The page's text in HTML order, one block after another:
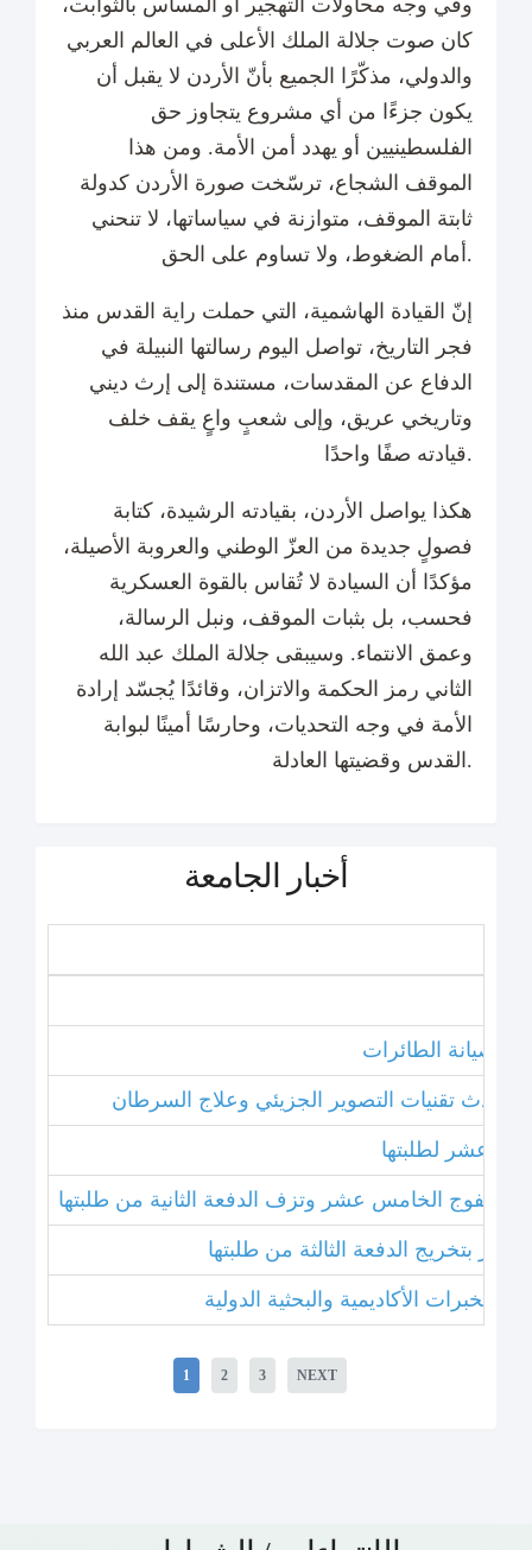
وفي وجه محاولات التهجير أو المساس بالثوابت،
كان صوت جلالة الملك الأعلى في العالم العربي
والدولي، مذكّرًا الجميع بأنّ الأردن لا يقبل أن
يكون جزءًا من أي مشروع يتجاوز حق
الفلسطينيين أو يهدد أمن الأمة. ومن هذا
الموقف الشجاع، ترسّخت صورة الأردن كدولة
ثابتة الموقف، متوازنة في سياساتها، لا تنحني
أمام الضغوط، ولا تساوم على الحق.
إنّ القيادة الهاشمية، التي حملت راية القدس منذ
فجر التاريخ، تواصل اليوم رسالتها النبيلة في
الدفاع عن المقدسات، مستندة إلى إرث ديني
وتاريخي عريق، وإلى شعبٍ واعٍ يقف خلف
قيادته صفًا واحدًا.
هكذا يواصل الأردن، بقيادته الرشيدة، كتابة
فصولٍ جديدة من العزّ الوطني والعروبة الأصيلة،
مؤكدًا أن السيادة لا تُقاس بالقوة العسكرية
فحسب، بل بثبات الموقف، ونبل الرسالة،
وعمق الانتماء. وسيبقى جلالة الملك عبد الله
الثاني رمز الحكمة والاتزان، وقائدًا يُجسّد إرادة
الأمة في وجه التحديات، وحارسًا أمينًا لبوابة
القدس وقضيتها العادلة.
أخبار الجامعة
صيانة الطائرات
أحدث تقنيات التصوير الجزيئي وعلاج السرطان
عشر لطلبتها
الفوج الخامس عشر وتزف الدفعة الثانية من طلبتها
بتخريج الدفعة الثالثة من طلبتها
1 2 3 NEXT